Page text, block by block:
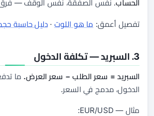
الحساب. نفس الصفقة، نفس الوقف — فرق
تفصيل أعمق: ما هو اللوت ·دليل حاسبة
3. السبريد — تكلفة الدخول
السبريد = سعر الطلب − سعر العرض. ما
الدخول، مدمج في السعر.
مثال — EUR/USD: